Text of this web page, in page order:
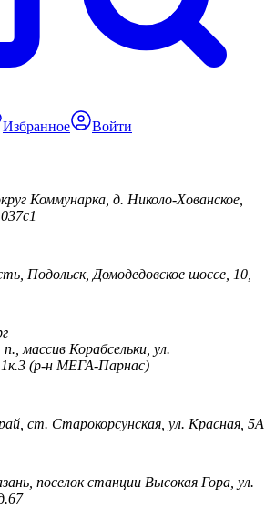
Избранное Войти
Коммунарка, д. Николо-Хованское,
Подольск, Домодедовское шоссе, 10,
массив Корабсельки, ул.
1к.3 (р-н МЕГА-Парнас)
ст. Старокорсунская, ул. Красная, 5А
поселок станции Высокая Гора, ул.